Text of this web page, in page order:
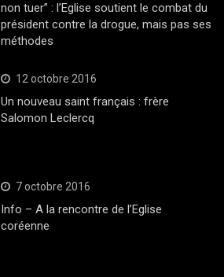
non tuer” : l’Eglise soutient le combat du
président contre la drogue, mais pas ses
méthodes
12 octobre 2016
Un nouveau saint français : frère
Salomon Leclercq
7 octobre 2016
Info – A la rencontre de l’Eglise
coréenne